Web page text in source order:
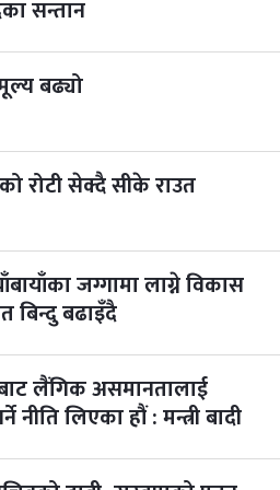
सन्तान
बढ्यो
रोटी सेक्दै सीके राउत
जग्गामा लाग्ने विकास
बिन्दु बढाइँदै
लैंगिक असमानतालाई
नीति लिएका हौं : मन्त्री बादी